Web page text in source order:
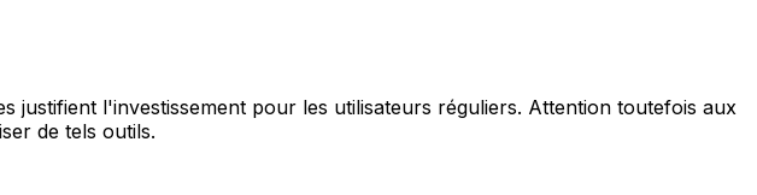
justifient l'investissement pour les utilisateurs réguliers. Attention toutefois aux
de tels outils.